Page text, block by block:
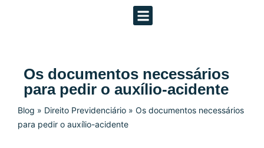
Os documentos necessários
para pedir o auxílio-acidente
Blog » Direito Previdenciário » Os documentos necessários
para pedir o auxílio-acidente